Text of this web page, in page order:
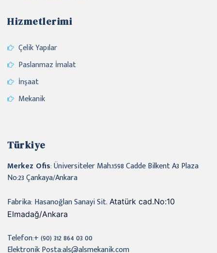
Hizmetlerimi
Çelik Yapılar
Paslanmaz İmalat
İnşaat
Mekanik
Türkiye
Merkez Ofis: Üniversiteler Mah.1598 Cadde Bilkent A3 Plaza
No:23 Çankaya/Ankara
Fabrika: Hasanoğlan Sanayi Sit. Atatürk cad.No:10
Elmadağ/Ankara
Telefon:+ (90) 312 864 03 00
Elektronik Posta:als@alsmekanik.com